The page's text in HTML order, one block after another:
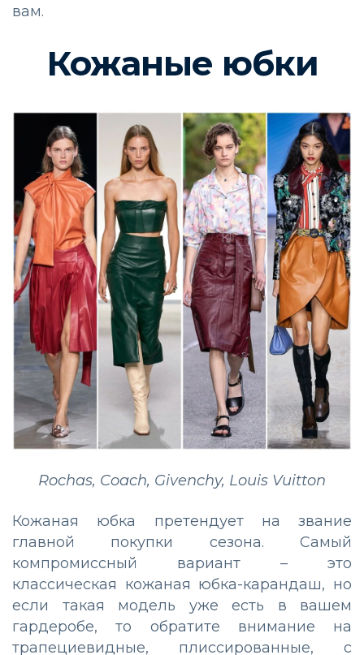
вам.
Кожаные юбки
Rochas, Coach, Givenchy, Louis Vuitton
Кожаная юбка претендует на звание
главной покупки сезона. Самый
компромиссный вариант – это
классическая кожаная юбка-карандаш, но
если такая модель уже есть в вашем
гардеробе, то обратите внимание на
трапециевидные, плиссированные, с